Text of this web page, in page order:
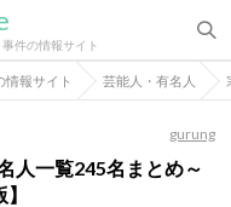
件の情報サイト
報サイト 芸能人・有名人
gurung
人一覧245名まとめ～